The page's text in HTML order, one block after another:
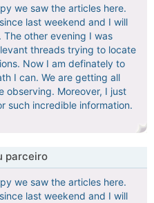
we saw the articles here.
last weekend and I will
other evening I was
threads trying to locate
Now I am definately to
I can. We are getting all
observing. Moreover, I just
such incredible information.
parceiro
we saw the articles here.
last weekend and I will